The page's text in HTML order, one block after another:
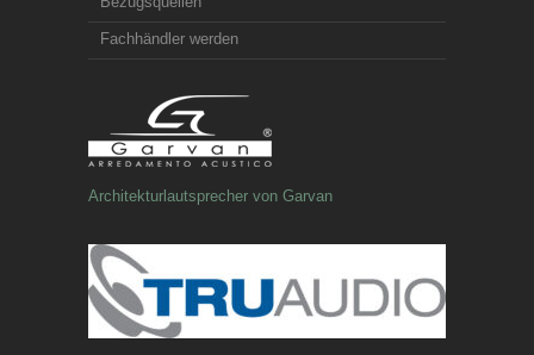
Fachhändler werden
Architekturlautsprecher von Garvan